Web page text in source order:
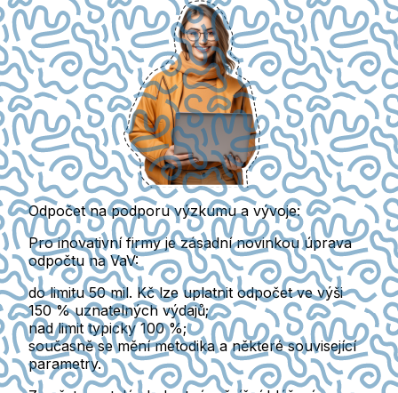
Odpočet na podporu výzkumu a vývoje:
Pro inovativní firmy je zásadní novinkou úprava
odpočtu na VaV:
do limitu50 mil. Kčlze uplatnit odpočet ve výši
150 %uznatelných výdajů;
nad limit typicky100 %;
současně se mění metodika a některé související
parametry.